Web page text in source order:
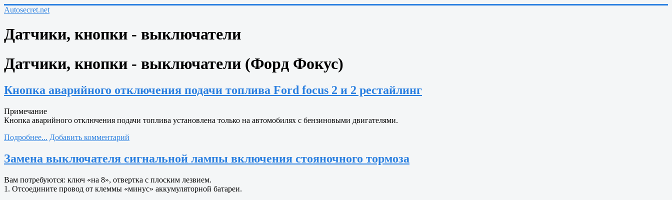
Autosecret.net
Датчики, кнопки - выключатели
Датчики, кнопки - выключатели (Форд Фокус)
Кнопка аварийного отключения подачи топлива Ford focus 2 и 2 рестайлинг
Примечание
Кнопка аварийного отключения подачи топлива установлена только на автомобилях с бензиновыми двигателями.
Подробнее... Добавить комментарий
Замена выключателя сигнальной лампы включения стояночного тормоза
Вам потребуются: ключ «на 8», отвертка с плоским лезвием.
1. Отсоедините провод от клеммы «минус» аккумуляторной батареи.